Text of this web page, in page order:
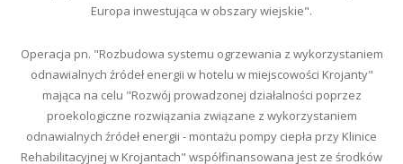
Europa inwestująca w obszary wiejskie".
Operacja pn. "Rozbudowa systemu ogrzewania z wykorzystaniem
odnawialnych źródeł energii w hotelu w miejscowości Krojanty"
mająca na celu "Rozwój prowadzonej działalności poprzez
proekologiczne rozwiązania związane z wykorzystaniem
odnawialnych źródeł energii - montażu pompy ciepła przy Klinice
Rehabilitacyjnej w Krojantach" współfinansowana jest ze środków